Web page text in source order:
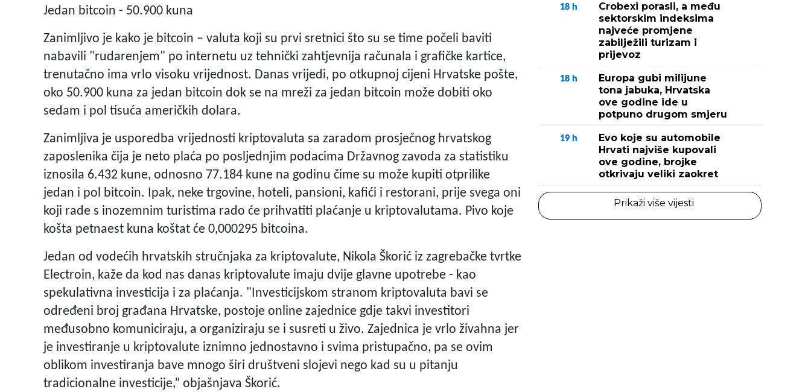
Jedan bitcoin - 50.900 kuna
Zanimljivo je kako je bitcoin – valuta koji su prvi sretnici što su se time počeli baviti
nabavili "rudarenjem" po internetu uz tehnički zahtjevnija računala i grafičke kartice,
trenutačno ima vrlo visoku vrijednost. Danas vrijedi, po otkupnoj cijeni Hrvatske pošte,
oko 50.900 kuna za jedan bitcoin dok se na mreži za jedan bitcoin može dobiti oko
sedam i pol tisuća američkih dolara.
Zanimljiva je usporedba vrijednosti kriptovaluta sa zaradom prosječnog hrvatskog
zaposlenika čija je neto plaća po posljednjim podacima Državnog zavoda za statistiku
iznosila 6.432 kune, odnosno 77.184 kune na godinu čime su može kupiti otprilike
jedan i pol bitcoin. Ipak, neke trgovine, hoteli, pansioni, kafići i restorani, prije svega oni
koji rade s inozemnim turistima rado će prihvatiti plaćanje u kriptovalutama. Pivo koje
košta petnaest kuna koštat će 0,000295 bitcoina.
Jedan od vodećih hrvatskih stručnjaka za kriptovalute, Nikola Škorić iz zagrebačke tvrtke
Electroin, kaže da kod nas danas kriptovalute imaju dvije glavne upotrebe - kao
spekulativna investicija i za plaćanja. "Investicijskom stranom kriptovaluta bavi se
određeni broj građana Hrvatske, postoje online zajednice gdje takvi investitori
međusobno komuniciraju, a organiziraju se i susreti u živo. Zajednica je vrlo živahna jer
je investiranje u kriptovalute iznimno jednostavno i svima pristupačno, pa se ovim
oblikom investiranja bave mnogo širi društveni slojevi nego kad su u pitanju
tradicionalne investicije,” objašnjava Škorić.
18 h
Crobexi porasli, a među
sektorskim indeksima
najveće promjene
zabilježili turizam i
prijevoz
18 h
Europa gubi milijune
tona jabuka, Hrvatska
ove godine ide u
potpuno drugom smjeru
19 h
Evo koje su automobile
Hrvati najviše kupovali
ove godine, brojke
otkrivaju veliki zaokret
Prikaži više vijesti